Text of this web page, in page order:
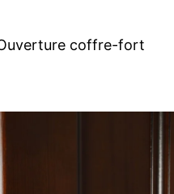
coffre-fort